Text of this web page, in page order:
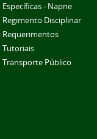
Específicas - Napne
Regimento Disciplinar
Requerimentos
Tutoriais
Transporte Público